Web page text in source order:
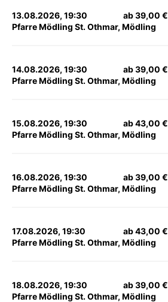
13.08.2026, 19:30
Pfarre Mödling St. Othmar, Mödling
ab 39,00 €
14.08.2026, 19:30
Pfarre Mödling St. Othmar, Mödling
ab 39,00 €
15.08.2026, 19:30
Pfarre Mödling St. Othmar, Mödling
ab 43,00 €
16.08.2026, 19:30
Pfarre Mödling St. Othmar, Mödling
ab 39,00 €
17.08.2026, 19:30
Pfarre Mödling St. Othmar, Mödling
ab 43,00 €
18.08.2026, 19:30
Pfarre Mödling St. Othmar, Mödling
ab 39,00 €